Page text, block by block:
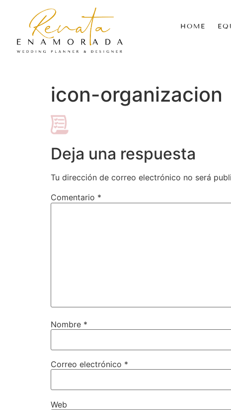
HOME
icon-organizacion
Deja una respuesta
Tu dirección de correo electrónico no será
Comentario *
Nombre *
Correo electrónico *
Web